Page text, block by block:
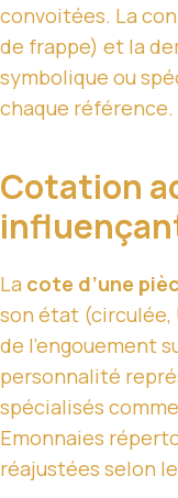
convoitées. La
de frappe) et la
symbolique ou
chaque référence.
Cotation
La cote d’une
son état (circulée,
de l’engouement
personnalité
spécialisés
Emonnaies
réajustées selon